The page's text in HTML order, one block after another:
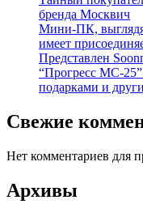
бренда Москвич
Мини-ПК,
имеет
Представлен
“Прогресс МС-
подарками и
Свежие
Нет комментариев для
Архивы